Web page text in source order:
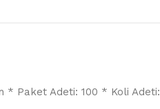
* Paket Adeti: 100 * Koli